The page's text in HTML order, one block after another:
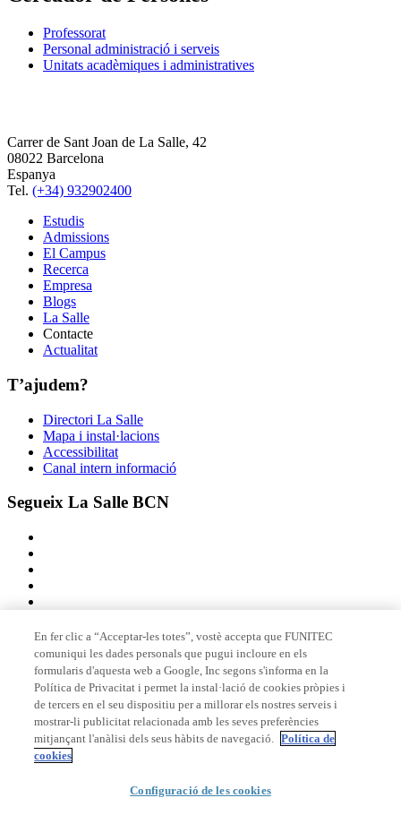
Professorat
Personal administració i serveis
Unitats acadèmiques i administratives
Carrer de Sant Joan de La Salle, 42
08022 Barcelona
Espanya
Tel. (+34) 932902400
Estudis
Admissions
El Campus
Recerca
Empresa
Blogs
La Salle
Contacte
Actualitat
T’ajudem?
Directori La Salle
Mapa i instal·lacions
Accessibilitat
Canal intern informació
Segueix La Salle BCN
Membre de
Acreditacions
© 2026 La Salle Campus Barcelona - URL |Avís legal
En fer clic a “Acceptar-les totes”, vostè accepta que FUNITEC
comuniqui les dades personals que pugui incloure en els
formularis d'aquesta web a Google, Inc segons s'informa en la
Política de Privacitat i permet la instal·lació de cookies pròpies i
de tercers en el seu dispositiu per a millorar els nostres serveis i
mostrar-li publicitat relacionada amb les seves preferències
mitjançant l'anàlisi dels seus hàbits de navegació. Política de
cookies
Configuració de les cookies